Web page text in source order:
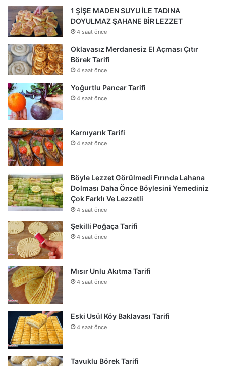
1 ŞİŞE MADEN SUYU İLE TADINA
DOYULMAZ ŞAHANE BİR LEZZET
4 saat önce
Oklavasız Merdanesiz El Açması Çıtır
Börek Tarifi
4 saat önce
Yoğurtlu Pancar Tarifi
4 saat önce
Karnıyarık Tarifi
4 saat önce
Böyle Lezzet Görülmedi Fırında Lahana
Dolması Daha Önce Böylesini Yemediniz
Çok Farklı Ve Lezzetli
4 saat önce
Şekilli Poğaça Tarifi
4 saat önce
Mısır Unlu Akıtma Tarifi
4 saat önce
Eski Usül Köy Baklavası Tarifi
4 saat önce
Tavuklu Börek Tarifi